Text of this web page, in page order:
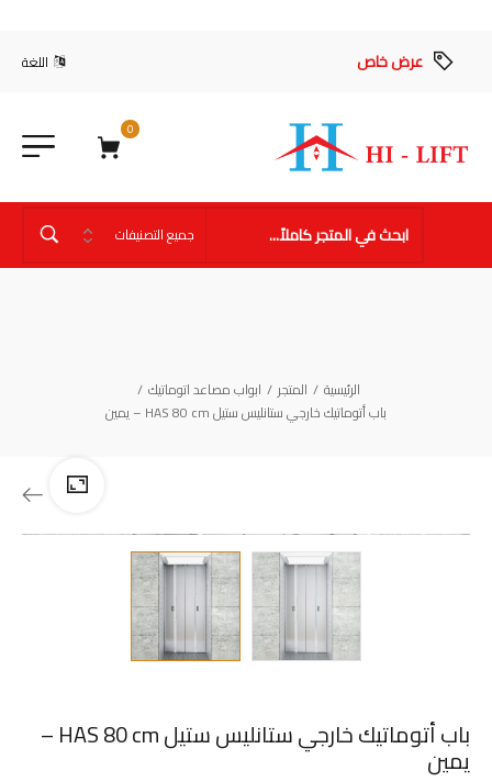
عرض خاص اللغة
0
الرئيسية / المتجر / ابواب مصاعد اتوماتيك /
باب أتوماتيك خارجي ستانليس ستيل HAS 80 cm – يمين
باب أتوماتيك خارجي ستانليس ستيل HAS 80 cm –
يمين